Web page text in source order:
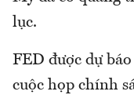
lục.
FED được dự
cuộc họp chính